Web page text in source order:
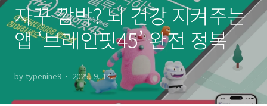
자꾸 깜박? 뇌 건강 지켜주는
앱 ‘브레인핏45’ 완전 정복
by typenine9 2025. 9. 14.